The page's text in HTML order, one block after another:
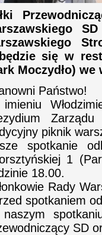
się w
Moczydło)
Państwo!
piknik
spotkanie
1
18.00.
Rady
spotkaniem
SD